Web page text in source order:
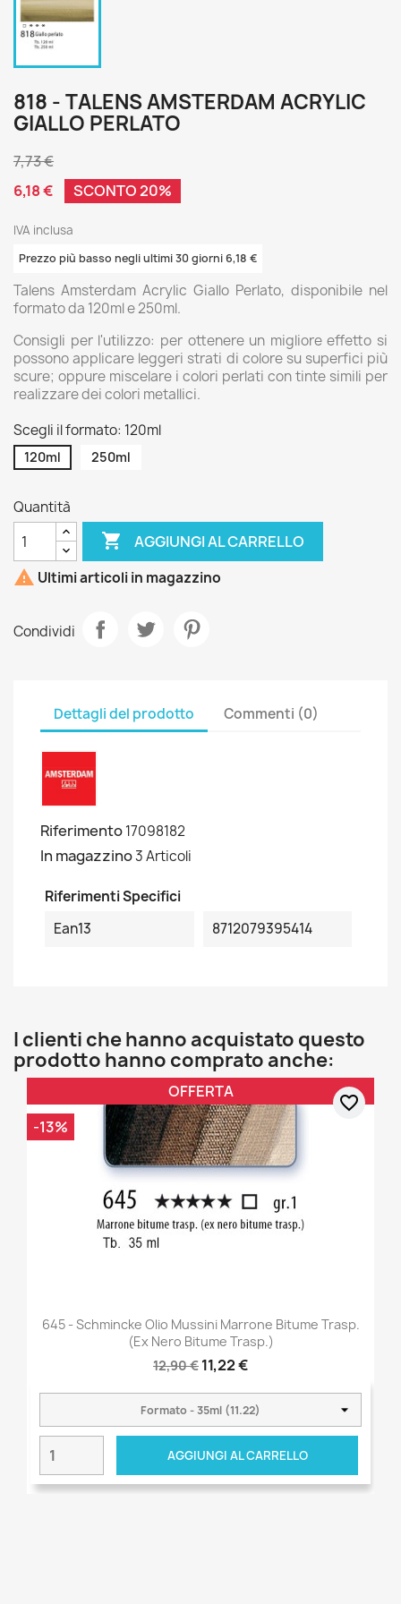
818 - TALENS AMSTERDAM ACRYLIC
GIALLO PERLATO
7,73 €
6,18 €
SCONTO 20%
IVA inclusa
Prezzo più basso negli ultimi 30 giorni 6,18 €
Talens Amsterdam Acrylic Giallo Perlato, disponibile nel
formato da 120ml e 250ml.
Consigli per l'utilizzo: per ottenere un migliore effetto si
possono applicare leggeri strati di colore su superfici più
scure; oppure miscelare i colori perlati con tinte simili per
realizzare dei colori metallici.
Scegli il formato: 120ml
120ml 250ml
Quantità
 AGGIUNGI AL CARRELLO
 Ultimi articoli in magazzino
Condividi
Dettagli del prodotto Commenti (0)
Riferimento17098182
In magazzino3 Articoli
Riferimenti Specifici
Ean13
8712079395414
I clienti che hanno acquistato questo
prodotto hanno comprato anche:
645 - Schmincke Olio Mussini Marrone Bitume Trasp.
(ex Nero Bitume Trasp.)
12,90 € 11,22 €
AGGIUNGI AL CARRELLO
OFFERTA
-13%
favorite_border